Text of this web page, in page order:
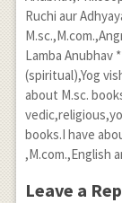
Ruchi aur
Lamba Anubhav
(spiritual),Yog
about M.sc.
books.I have
,M.com.,English
Leave a